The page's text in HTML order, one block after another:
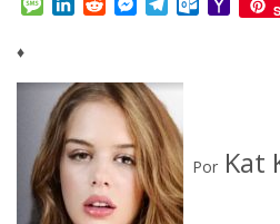
♦
Por Kat